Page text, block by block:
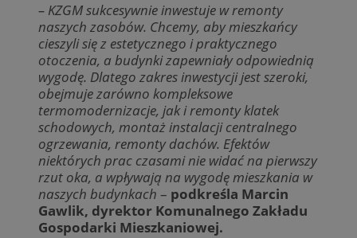
– KZGM sukcesywnie inwestuje w remonty
naszych zasobów. Chcemy, aby mieszkańcy
cieszyli się z estetycznego i praktycznego
otoczenia, a budynki zapewniały odpowiednią
wygodę. Dlatego zakres inwestycji jest szeroki,
obejmuje zarówno kompleksowe
termomodernizacje, jak i remonty klatek
schodowych, montaż instalacji centralnego
ogrzewania, remonty dachów. Efektów
niektórych prac czasami nie widać na pierwszy
rzut oka, a wpływają na wygodę mieszkania w
naszych budynkach – podkreśla Marcin
Gawlik, dyrektor Komunalnego Zakładu
Gospodarki Mieszkaniowej.